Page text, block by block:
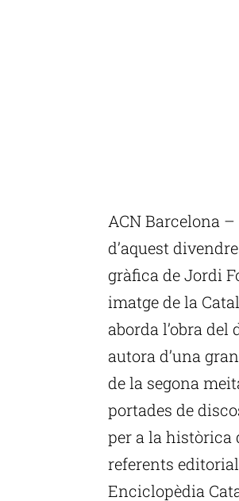
ACN Barcelona
d’aquest
gràfica de Jordi
imatge de la
aborda l’obra
autora d’una
de la segona
portades de
per a la històrica
referents
Enciclopèdia